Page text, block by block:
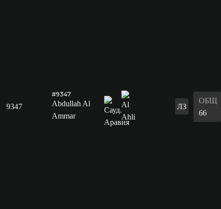
9347
#9347
Abdullah Al
Ammar
ЛЗ
ОБЩ
66